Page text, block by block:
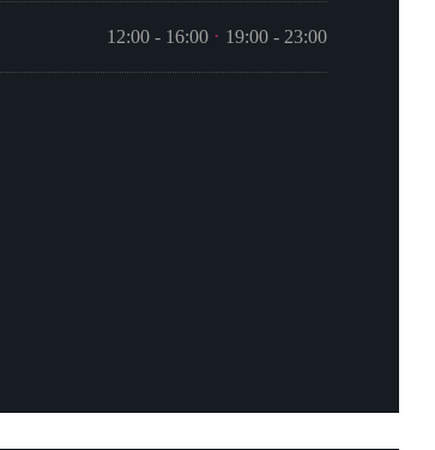
12:00 - 16:00 • 19:00 - 23:00